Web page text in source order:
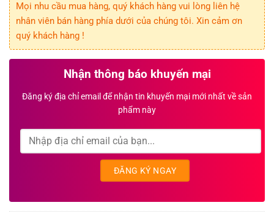
Mọi nhu cầu mua hàng, quý khách hàng vui lòng liên hệ
nhân viên bán hàng phía dưới của chúng tôi. Xin cảm ơn
quý khách hàng !
Nhận thông báo khuyến mại
Đăng ký địa chỉ email để nhận tin khuyến mại mới nhất về sản
phẩm này